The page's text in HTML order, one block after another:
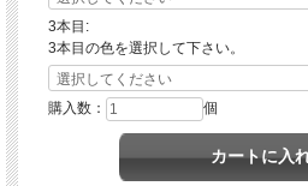
3本目:
3本目の色を選択して下さい。
購入数： 個